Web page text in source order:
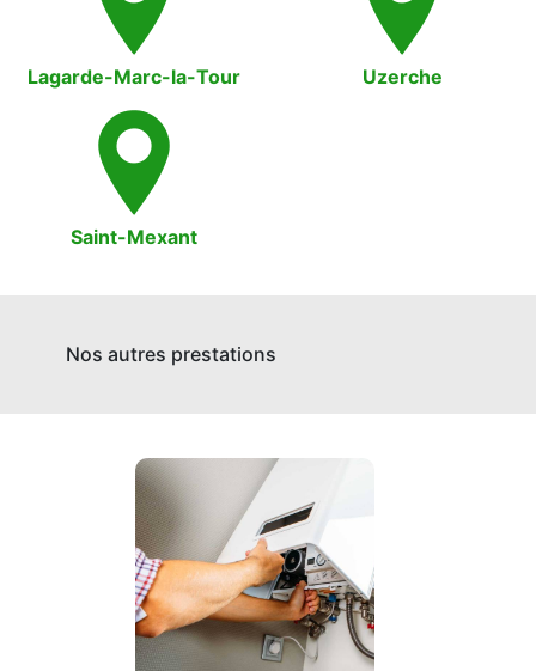
Lagarde-Marc-la-Tour Uzerche
Saint-Mexant
Nos autres prestations